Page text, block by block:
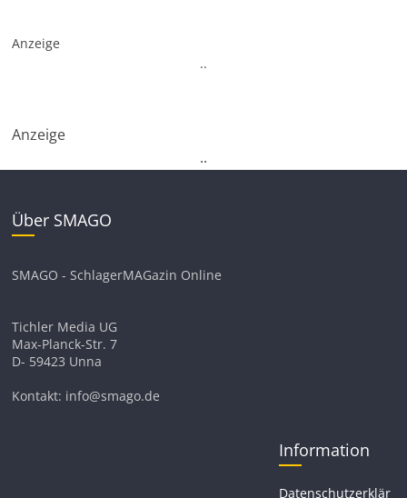
Anzeige
..
Anzeige
..
Über SMAGO
SMAGO - SchlagerMAGazin Online
Tichler Media UG
Max-Planck-Str. 7
D- 59423 Unna
Kontakt: info@smago.de
Information
Datenschutzerklär